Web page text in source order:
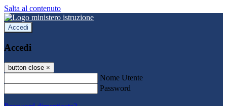
Salta al contenuto
Accedi
Accedi
button close ×
Nome Utente
Password